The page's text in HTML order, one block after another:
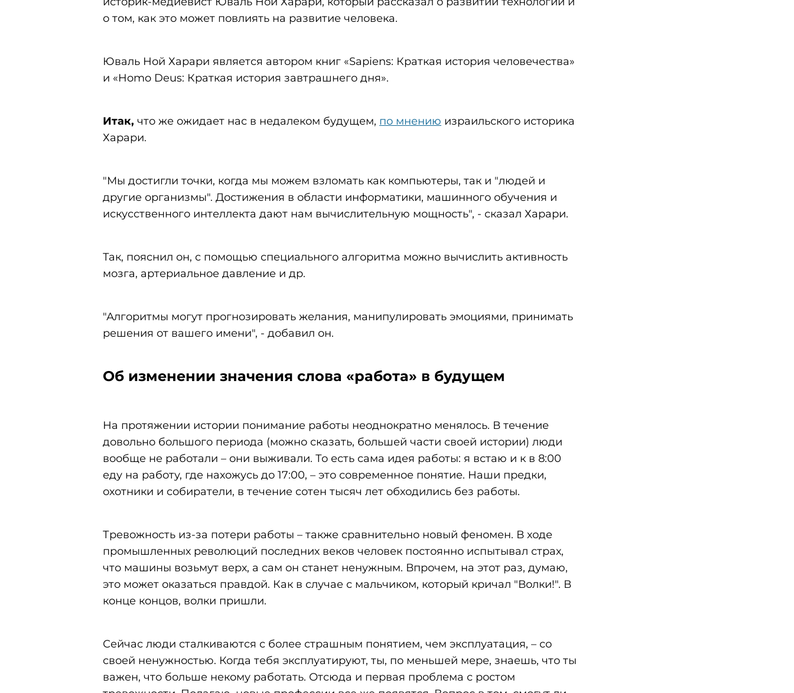
о том, как это может повлиять на развитие человека.
Юваль Ной Харари является автором книг «Sapiens: Краткая история человечества»
и «Homo Deus: Краткая история завтрашнего дня».
Итак, что же ожидает нас в недалеком будущем, по мнению израильского историка
Харари.
"Мы достигли точки, когда мы можем взломать как компьютеры, так и "людей и
другие организмы". Достижения в области информатики, машинного обучения и
искусственного интеллекта дают нам вычислительную мощность", - сказал Харари.
Так, пояснил он, с помощью специального алгоритма можно вычислить активность
мозга, артериальное давление и др.
"Алгоритмы могут прогнозировать желания, манипулировать эмоциями, принимать
решения от вашего имени", - добавил он.
Об изменении значения слова «работа» в будущем
На протяжении истории понимание работы неоднократно менялось. В течение
довольно большого периода (можно сказать, большей части своей истории) люди
вообще не работали – они выживали. То есть сама идея работы: я встаю и к в 8:00
еду на работу, где нахожусь до 17:00, – это современное понятие. Наши предки,
охотники и собиратели, в течение сотен тысяч лет обходились без работы.
Тревожность из-за потери работы – также сравнительно новый феномен. В ходе
промышленных революций последних веков человек постоянно испытывал страх,
что машины возьмут верх, а сам он станет ненужным. Впрочем, на этот раз, думаю,
это может оказаться правдой. Как в случае с мальчиком, который кричал "Волки!". В
конце концов, волки пришли.
Сейчас люди сталкиваются с более страшным понятием, чем эксплуатация, – со
своей ненужностью. Когда тебя эксплуатируют, ты, по меньшей мере, знаешь, что ты
важен, что больше некому работать. Отсюда и первая проблема с ростом